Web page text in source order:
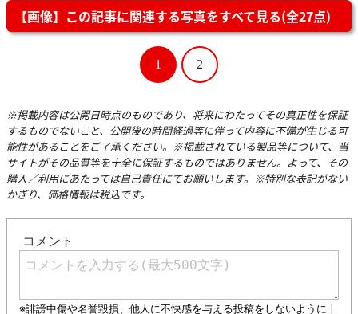
【画像】この記事に関連する写真をすべて見る(全27点)
1 2
※掲載内容は公開日時点のものであり、将来にわたってその真正性を保証
するものでないこと、公開後の時間経過等に伴って内容に不備が生じる可
能性があることをご了承ください。※掲載されている製品等について、当
サイトがその品質等を十全に保証するものではありません。よって、その
購入／利用にあたっては自己責任にてお願いします。※特別な表記がない
かぎり、価格情報は税込です。